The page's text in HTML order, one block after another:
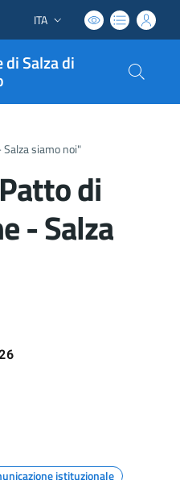
Lingua attiva:
ITA
di Salza di
siamo noi"
di
- Salza
istituzionale